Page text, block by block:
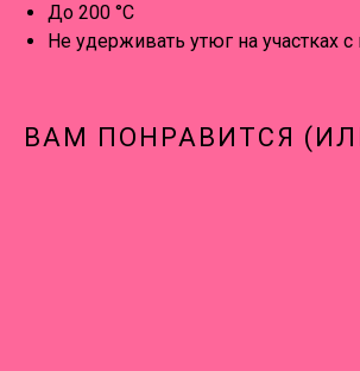
До 200 °C
Не удерживать утюг на участках
ВАМ ПОНРАВИТСЯ